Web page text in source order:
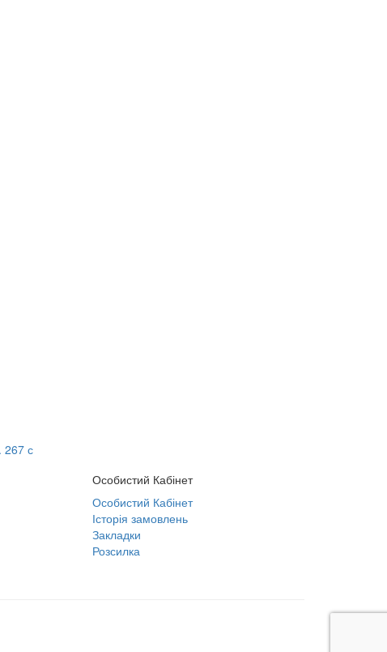
267 с
Особистий Кабінет
Особистий Кабінет
Історія замовлень
Закладки
Розсилка